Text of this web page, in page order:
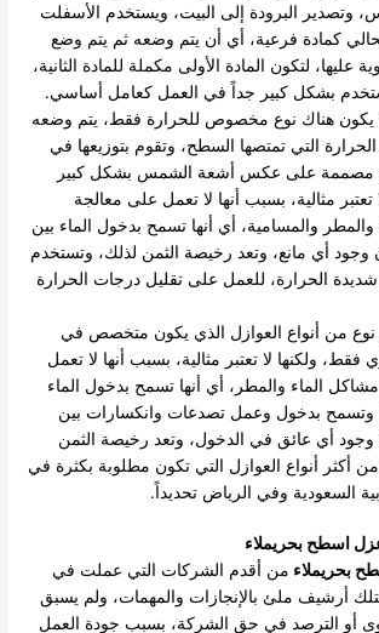
وتصدير البرودة إلى البيت، ويستخدم الأسفلت
كمادة فرعية، أي أن يتم وضعه ثم يتم وضع
عليها، لتكون المادة الأولى مكملة للمادة الثانية،
بشكل كبير جداً في العمل كعامل أساسي.
هناك نوع مخصوص للحرارة فقط، يتم وضعه
التي تمتصها السطح، وتقوم بتوزيعها في
مصممة على عكس أشعة الشمس بشكل كبير
تعتبر مثالية، بسبب أنها لا تعمل على معالجة
والمسامية، أي أنها تسمح بدخول الماء بين
وجود أي مانع، وتعد رخيصة الثمن لذلك، وتستخدم
الحرارة، للعمل على تقليل درجات الحرارة
نوع من أنواع العوازل الذي يكون متخصص في
فقط، ولكنها لا تعتبر مثالية، بسبب أنها لا تعمل
الماء والمطر، أي أنها تسمح بدخول الماء
وتسمح بدخول وعمل تصدعات وانكسارات بين
وجود أي عائق في الدخول، وتعد رخيصة الثمن
من أكثر أنواع العوازل التي تكون مطلوبة بكثرة في
السعودية وفي الرياض تحديداً.
اسطح بحريملاء
بحريملاء من أقدم الشركات التي عملت في
أرشيف ملئ بالإنجازات والمهمات، ولم يسبق
أو الترصد في حق الشركة، بسبب جودة العمل